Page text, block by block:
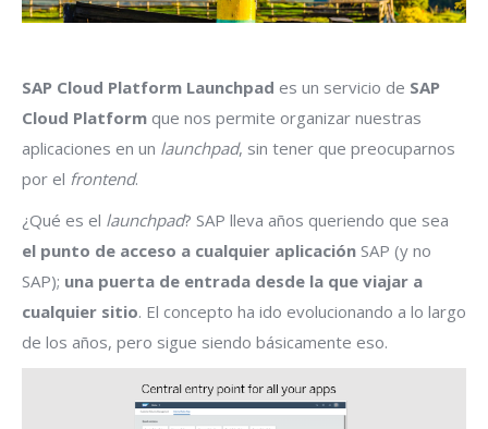
SAP Cloud Platform Launchpad es un servicio de SAP
Cloud Platform que nos permite organizar nuestras
aplicaciones en un launchpad, sin tener que preocuparnos
por el frontend.
¿Qué es el launchpad? SAP lleva años queriendo que sea
el punto de acceso a cualquier aplicación SAP (y no
SAP); una puerta de entrada desde la que viajar a
cualquier sitio. El concepto ha ido evolucionando a lo largo
de los años, pero sigue siendo básicamente eso.